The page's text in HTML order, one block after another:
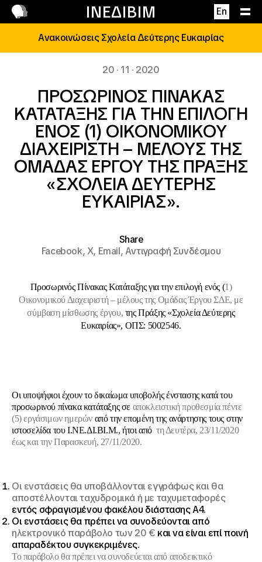
ΙΝΕΔΙΒΙΜ En
Επικοινωνία
Ανακοινώσεις Σχολεία Δεύτερης Ευκαιρίας
20 · 11 · 2020
ΠΡΟΣΩΡΙΝΟΣ ΠΙΝΑΚΑΣ
ΚΑΤΑΤΑΞΗΣ ΓΙΑ ΤΗΝ ΕΠΙΛΟΓΗ
ΕΝΟΣ (1) ΟΙΚΟΝΟΜΙΚΟΥ
ΔΙΑΧΕΙΡΙΣΤΗ – ΜΕΛΟΥΣ ΤΗΣ
ΟΜΑΔΑΣ ΕΡΓΟΥ ΤΗΣ ΠΡΑΞΗΣ
«ΣΧΟΛΕΙΑ ΔΕΥΤΕΡΗΣ
ΕΥΚΑΙΡΙΑΣ».
Share
Facebook,X, Email,Αντιγραφή Συνδέσμου
Προσωρινός Πίνακας Κατάταξης για την επιλογή ενός (1)
Οικονομικού Διαχειριστή – μέλους της Ομάδας Έργου ΣΔΕ, με
σύμβαση μίσθωσης έργου, της Πράξης «Σχολεία Δεύτερης
Ευκαιρίας», ΟΠΣ: 5002546.
Οι υποψήφιοι έχουν το δικαίωμα υποβολής ένστασης κατά του
προσωρινού πίνακα κατάταξης σε αποκλειστική προθεσμία πέντε
(5) εργάσιμων ημερών από την επομένη της ανάρτησης τους στην
ιστοσελίδα του Ι.ΝΕ.ΔΙ.ΒΙ.Μ., ήτοι από τη Δευτέρα, 23/11/2020
έως και την Παρασκευή, 27/11/2020.
Οι ενστάσεις θα υποβάλλονται εγγράφως και θα
αποστέλλονταιταχυδρομικά ή με ταχυμεταφορές
εντός σφραγισμένου φακέλου διάστασης Α4.
Οι ενστάσεις θα πρέπει να συνοδεύονται από
ηλεκτρονικό παράβολο των 20 € και να είναι επί ποινή
απαραδέκτου συγκεκριμένες.
Το παράβολο θα πρέπει να συνοδεύεται από αποδεικτικό